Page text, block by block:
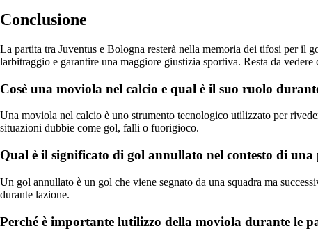
Conclusione
La partita tra Juventus e Bologna resterà nella memoria dei tifosi per il
larbitraggio e garantire una maggiore giustizia sportiva. Resta da
Cosè una moviola nel calcio e qual è il suo ruolo
Una moviola nel calcio è uno strumento tecnologico utilizzato per
situazioni dubbie come gol, falli o fuorigioco.
Qual è il significato di gol annullato nel contesto di
Un gol annullato è un gol che viene segnato da una squadra ma
durante lazione.
Perché è importante lutilizzo della moviola durante le